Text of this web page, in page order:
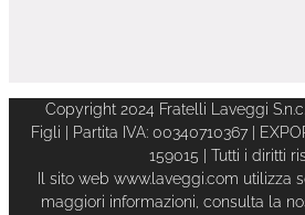
Copyright 2024 Fratelli Laveggi
Figli | Partita IVA: 00340710367 |
159015 | Tutti i diritti
Il sito web www.laveggi.com utilizza
maggiori informazioni, consulta la